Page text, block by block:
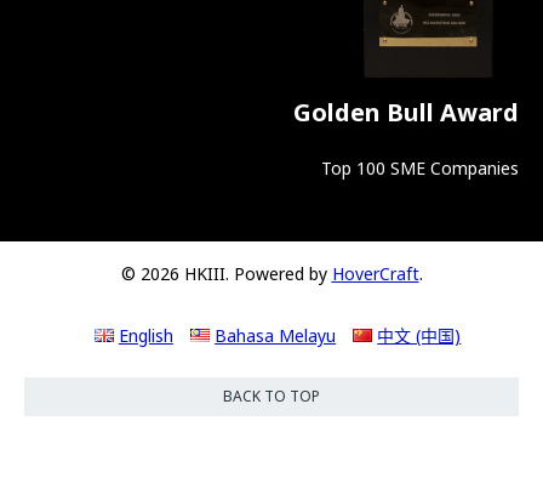
Golden Bull Award
Top 100 SME Companies
© 2026 HKIII. Powered by HoverCraft.
English Bahasa Melayu 中文 (中国)
BACK TO TOP